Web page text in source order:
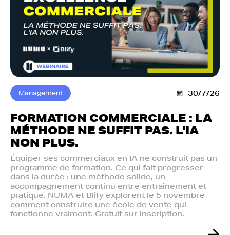
Management 30/7/26
FORMATION COMMERCIALE : LA
MÉTHODE NE SUFFIT PAS. L'IA
NON PLUS.‍
Équiper ses commerciaux en IA ne construit pas un
programme de formation. Ce qui fait progresser
dans la durée : une méthode solide, un
accompagnement continu entre entraînement et
pratique. NUMA et Blify explorent le 5 novembre
comment construire une école de vente qui
fonctionne vraiment. Gratuit sur inscription.